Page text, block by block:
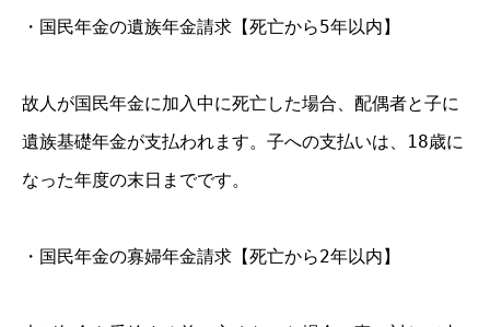
・国民年金の遺族年金請求【死亡から5年以内】
故人が国民年金に加入中に死亡した場合、配偶者と子に
遺族基礎年金が支払われます。子への支払いは、18歳に
なった年度の末日までです。
・国民年金の寡婦年金請求【死亡から2年以内】